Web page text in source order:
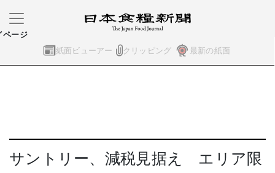
紙面ビューアー クリッピング 最新の紙面
ページ
サントリー、減税見据え エリア限